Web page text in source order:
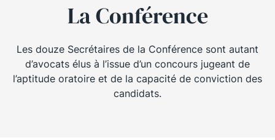
La Conférence
Les douze Secrétaires de la Conférence sont autant
d’avocats élus à l’issue d’un concours jugeant de
l’aptitude oratoire et de la capacité de conviction des
candidats.